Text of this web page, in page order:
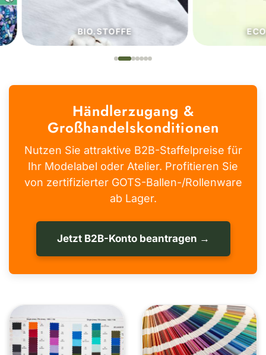
BIO.STOFFE
Händlerzugang &
Großhandelskonditionen
Nutzen Sie attraktive B2B-Staffelpreise für
Ihr Modelabel oder Atelier. Profitieren Sie
von zertifizierter GOTS-Ballen-/Rollenware
ab Lager.
Jetzt B2B-Konto beantragen →